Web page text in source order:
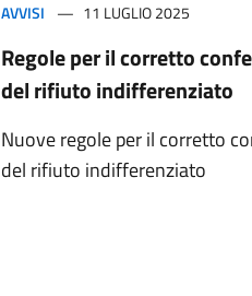
AVVISI 11 LUGLIO 2025
Regole per il corretto
del rifiuto indifferenziato
Nuove regole per il corretto
del rifiuto indifferenziato